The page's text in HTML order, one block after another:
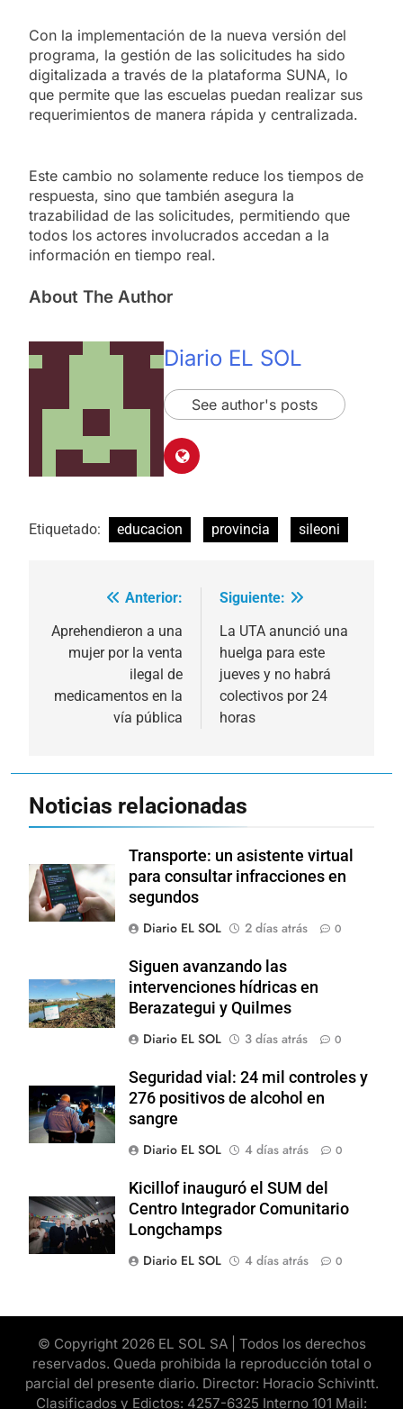
Con la implementación de la nueva versión del
programa, la gestión de las solicitudes ha sido
digitalizada a través de la plataforma SUNA, lo
que permite que las escuelas puedan realizar sus
requerimientos de manera rápida y centralizada.
Este cambio no solamente reduce los tiempos de
respuesta, sino que también asegura la
trazabilidad de las solicitudes, permitiendo que
todos los actores involucrados accedan a la
información en tiempo real.
About The Author
Diario EL SOL
See author's posts
Etiquetado: educacion provincia sileoni
Navegación
de
entradas
Anterior:
Aprehendieron a una
mujer por la venta
ilegal de
medicamentos en la
vía pública
Siguiente:
La UTA anunció una
huelga para este
jueves y no habrá
colectivos por 24
horas
Noticias relacionadas
Transporte: un asistente virtual
para consultar infracciones en
segundos
Diario EL SOL
2 días atrás 0
Siguen avanzando las
intervenciones hídricas en
Berazategui y Quilmes
Diario EL SOL
3 días atrás 0
Seguridad vial: 24 mil controles y
276 positivos de alcohol en
sangre
Diario EL SOL
4 días atrás 0
Kicillof inauguró el SUM del
Centro Integrador Comunitario
Longchamps
Diario EL SOL
4 días atrás 0
© Copyright 2026 EL SOL SA | Todos los derechos
reservados. Queda prohibida la reproducción total o
parcial del presente diario. Director: Horacio Schivintt.
Clasificados y Edictos: 4257-6325 Interno 101 Mail: